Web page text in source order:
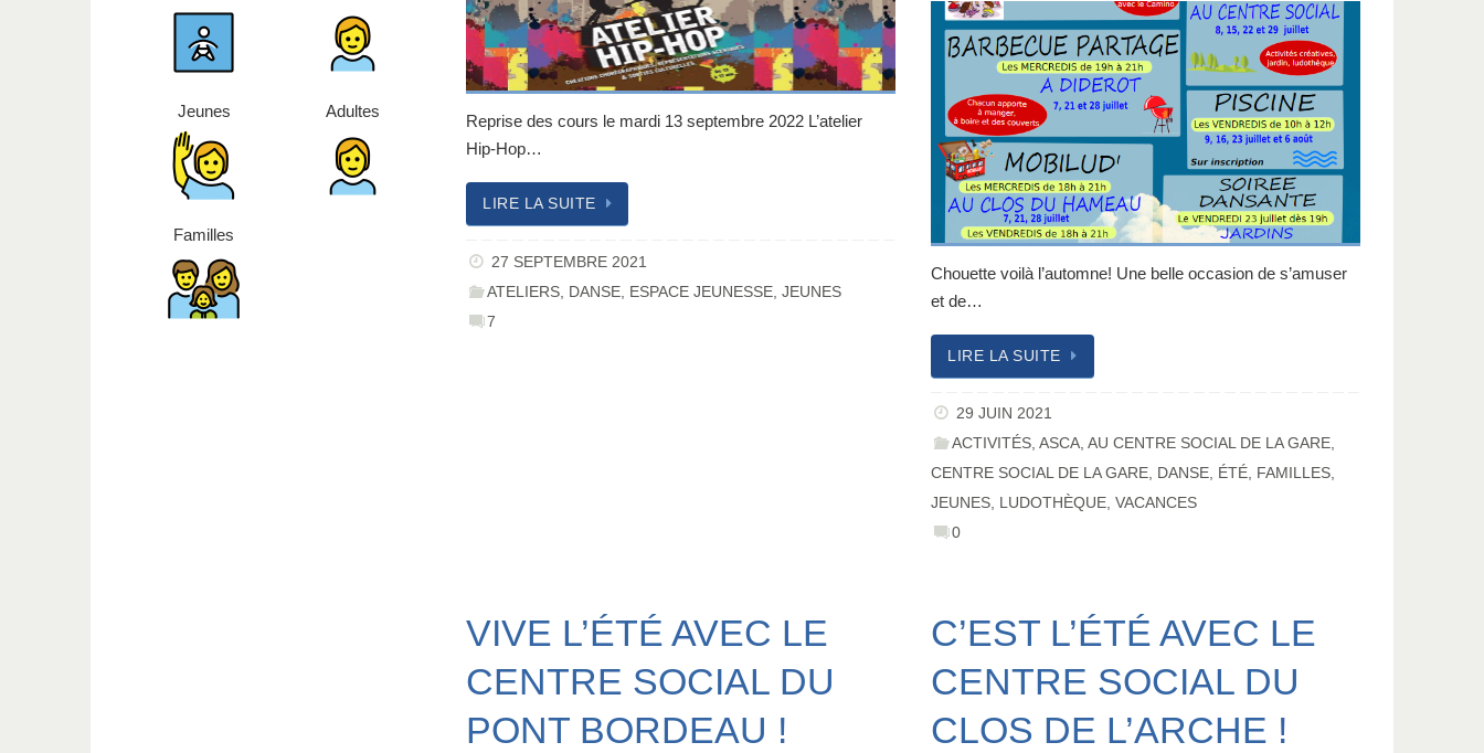
Reprise des cours le mardi 13 septembre 2022 L’atelier
Hip-Hop…
LIRE LA SUITE
27 SEPTEMBRE 2021
ATELIERS
DANSE ESPACE JEUNESSE ,JEUNES
7
Chouette voilà l’automne! Une belle occasion de s’amuser
et de…
LIRE LA SUITE
29 JUIN 2021
ACTIVITÉS,ASCA,AU CENTRE SOCIAL DE LA GARE,
CENTRE SOCIAL DE LA GARE, DANSE, ÉTÉ, FAMILLES,
JEUNES, LUDOTHÈQUE,VACANCES
0
VIVE L’ÉTÉ AVEC LE
CENTRE SOCIAL DU
PONT BORDEAU !
C’EST L’ÉTÉ AVEC LE
CENTRE SOCIAL DU
CLOS DE L’ARCHE !
Jeunes Adultes
Familles